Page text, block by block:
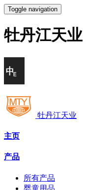
Toggle navigation
牡丹江天业
牡丹江天业
主页
产品
所有产品
婴童用品